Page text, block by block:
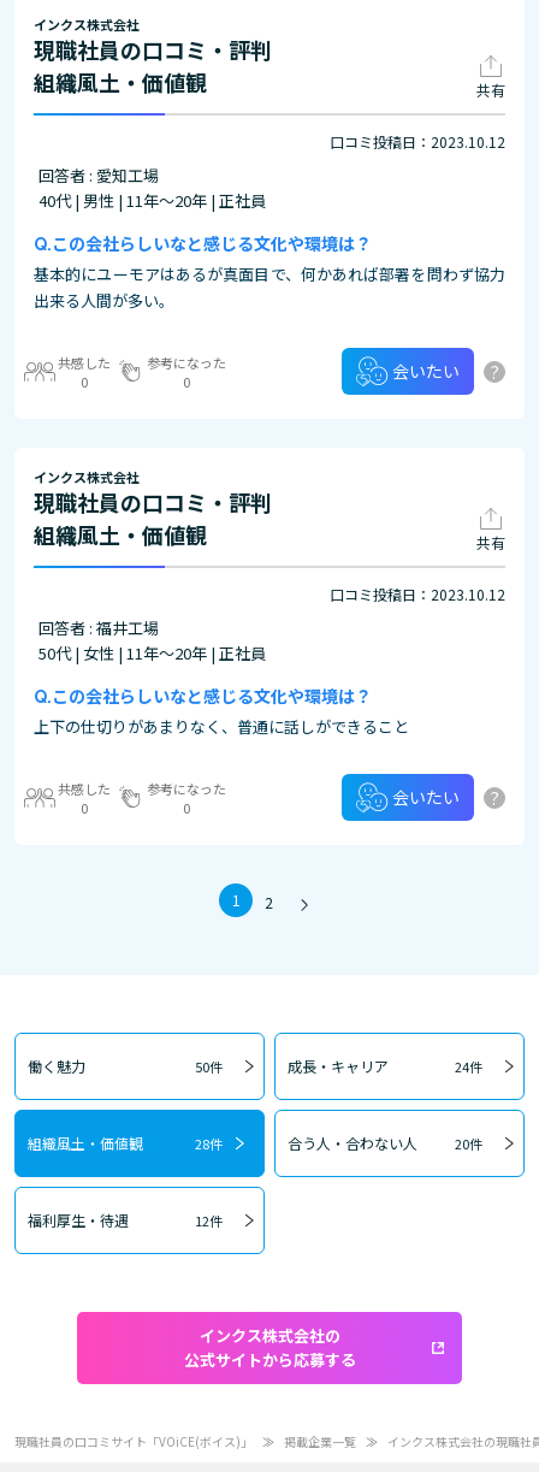
インクス株式会社
現職社員の口コミ・評判
組織風土・価値観
共有
口コミ投稿日：2023.10.12
回答者 : 愛知工場
40代 | 男性 | 11年～20年 | 正社員
この会社らしいなと感じる文化や環境は？
基本的にユーモアはあるが真面目で、何かあれば部署を問わず協力
出来る人間が多い。
共感した
0
参考になった
0
会いたい ?
インクス株式会社
現職社員の口コミ・評判
組織風土・価値観
共有
口コミ投稿日：2023.10.12
回答者 : 福井工場
50代 | 女性 | 11年～20年 | 正社員
この会社らしいなと感じる文化や環境は？
上下の仕切りがあまりなく、普通に話しができること
共感した
0
参考になった
0
会いたい ?
1 2
働く魅力 50件 成長・キャリア 24件
組織風土・価値観 28件 合う人・合わない人 20件
福利厚生・待遇 12件
インクス株式会社の
公式サイトから応募する
現職社員の口コミサイト「VOiCE(ボイス)」 掲載企業一覧 インクス株式会社の現職社